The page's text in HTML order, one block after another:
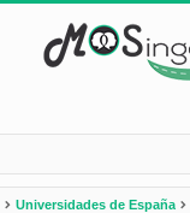
Universidades de España